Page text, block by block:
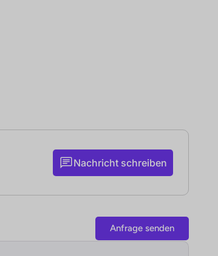
Nachricht schreiben
Anfrage senden